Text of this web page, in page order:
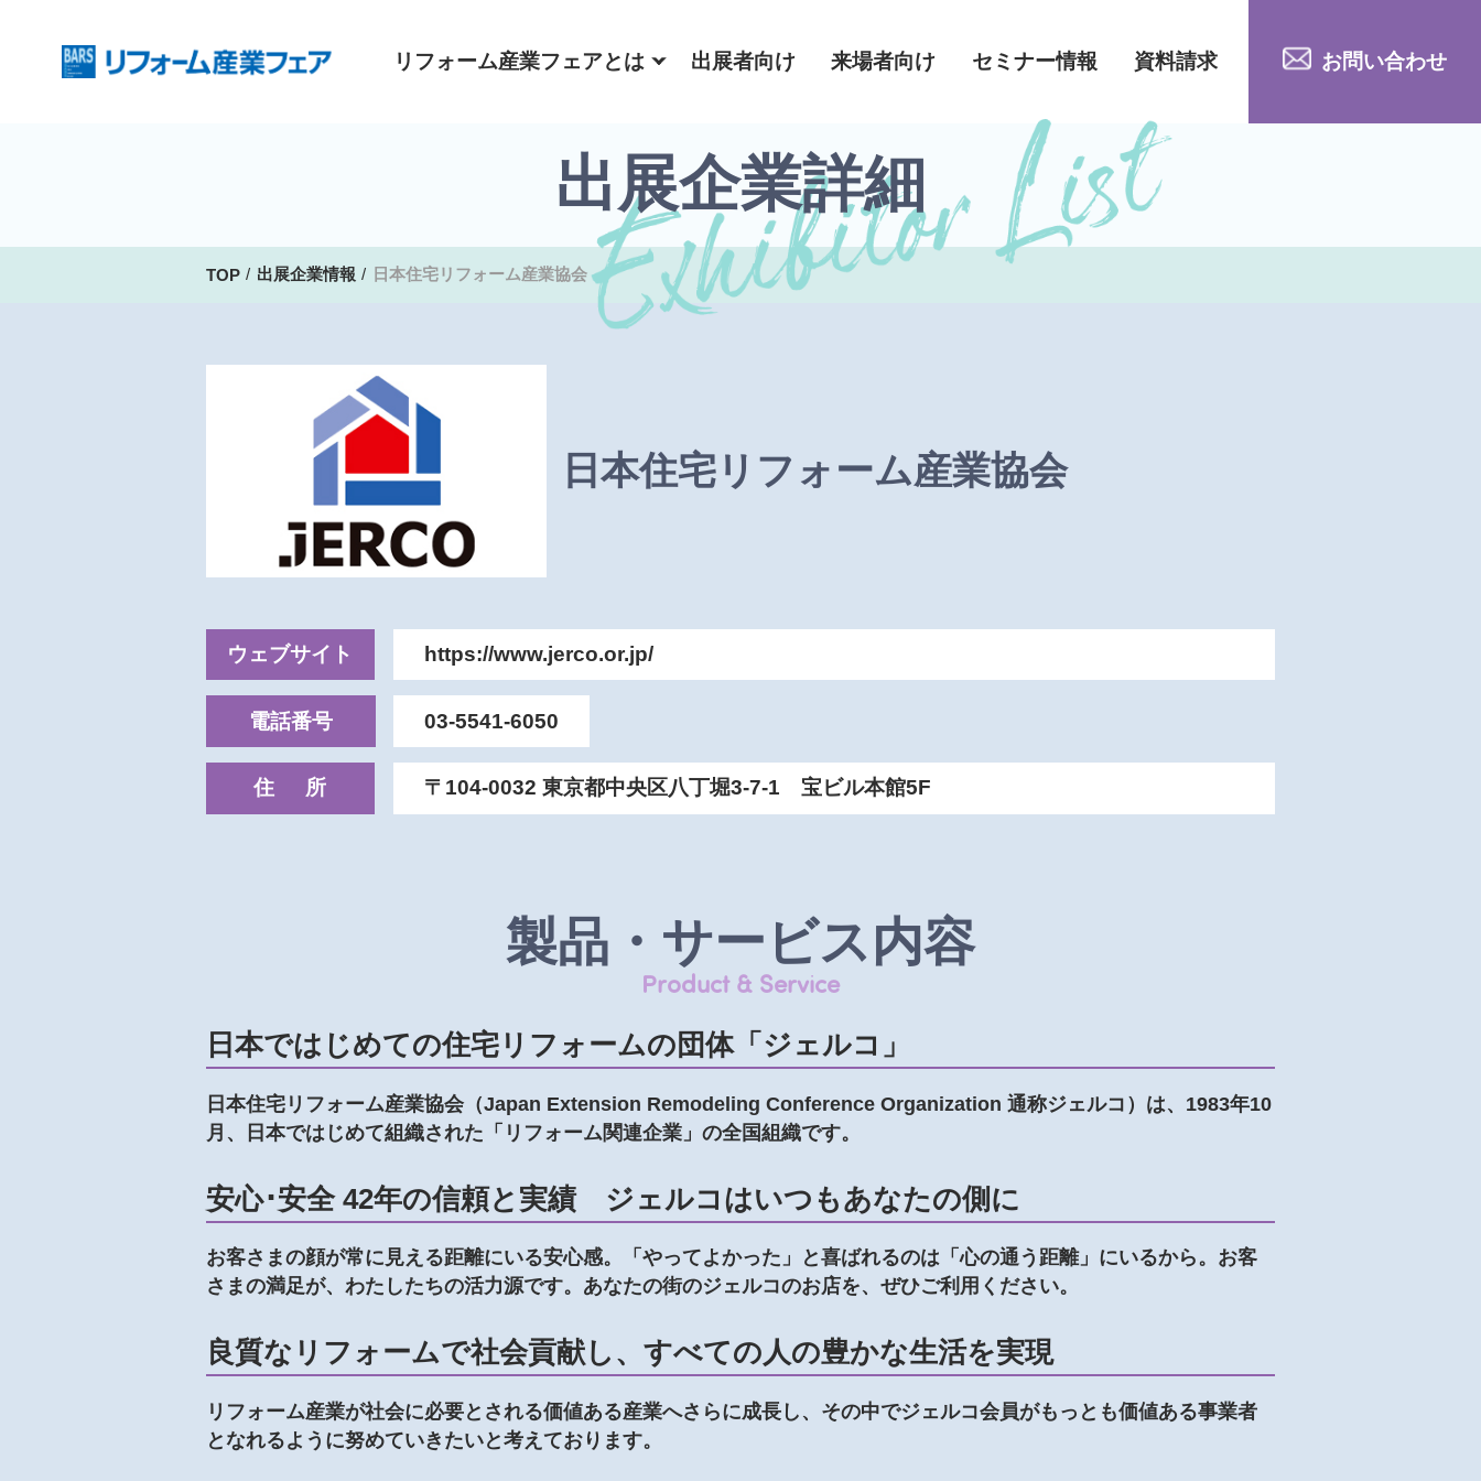
リフォーム産業フェアとは 出展者向け 来場者向け セミナー情報 資料請求 お問い合わせ
出展企業詳細
TOP 出展企業情報 日本住宅リフォーム産業協会
日本住宅リフォーム産業協会
ウェブサイト https://www.jerco.or.jp/
電話番号 03-5541-6050
住所 〒104-0032 東京都中央区八丁堀3-7-1 宝ビル本館5F
製品・サービス内容
Product & Service
日本ではじめての住宅リフォームの団体「ジェルコ」
日本住宅リフォーム産業協会（Japan Extension Remodeling Conference Organization 通称ジェルコ）は、1983年10
月、日本ではじめて組織された「リフォーム関連企業」の全国組織です。
安心･安全 42年の信頼と実績 ジェルコはいつもあなたの側に
お客さまの顔が常に見える距離にいる安心感。「やってよかった」と喜ばれるのは「心の通う距離」にいるから。お客
さまの満足が、わたしたちの活力源です。あなたの街のジェルコのお店を、ぜひご利用ください。
良質なリフォームで社会貢献し、すべての人の豊かな生活を実現
リフォーム産業が社会に必要とされる価値ある産業へさらに成長し、その中でジェルコ会員がもっとも価値ある事業者
となれるように努めていきたいと考えております。